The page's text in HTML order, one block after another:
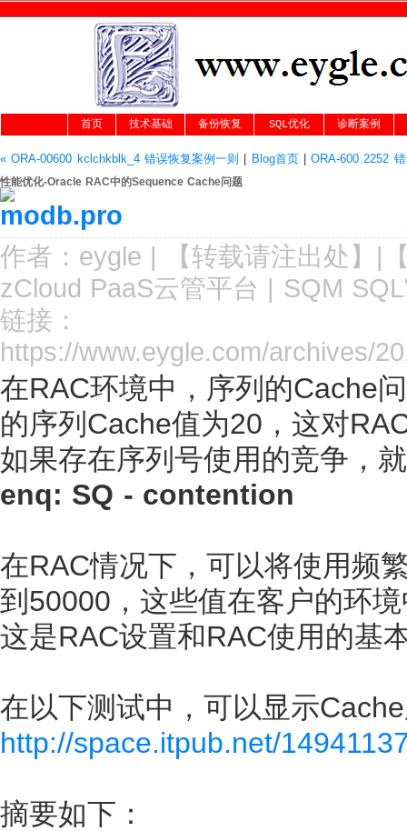
首页 技术基础 备份恢复 SQL优化 诊断案例
« ORA-00600 kclchkblk_4 错误恢复案例一则 Blog首页|ORA-600 2252
性能优化-Oracle RAC中的Sequence Cache问题
作者： eygle | 【转载请注出处 】|
zCloud PaaS云管平台 | SQM
链接：
https://www.eygle.com/archives/
在RAC环境中，序列的Cache
的序列Cache值为20，这对
如果存在序列号使用的竞争，
enq: SQ - contention
在RAC情况下，可以将使用频
到50000，这些值在客户的环
这是RAC设置和RAC使用的基
在以下测试中，可以显示
http://space.itpub.net/
摘要如下：